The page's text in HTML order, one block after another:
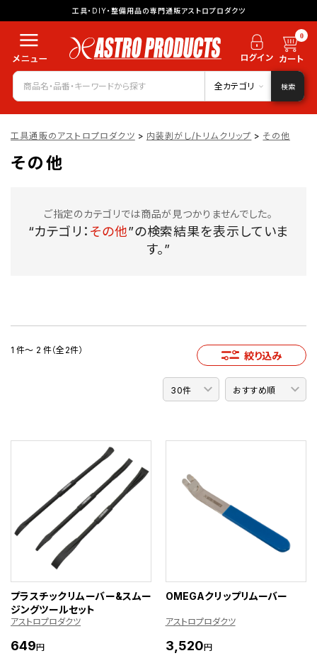
工具・DIY・整備用品の専門通販アストロプロダクツ
0
全カテゴリ 検索
工具通販のアストロプロダクツ > 内装剥がし/トリムクリップ > その他
その他
ご指定のカテゴリでは商品が見つかりませんでした。
“カテゴリ： その他”の検索結果を表示していま
す。”
1 件～ 2 件（全2件） 絞り込み
プラスチックリムーバー&スムー
ジングツールセット
アストロプロダクツ
649円
OMEGAクリップリムーバー
アストロプロダクツ
3,520円